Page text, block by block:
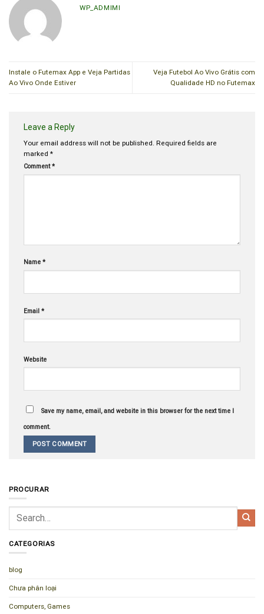
WP_ADMIMI
Instale o Futemax App e Veja Partidas
Ao Vivo Onde Estiver
Veja Futebol Ao Vivo Grátis com
Qualidade HD no Futemax
Leave a Reply
Your email address will not be published. Required fields are
marked *
Comment*
Name *
Email *
Website
Save my name, email, and website in this browser for the next time I
comment.
PROCURAR
CATEGORIAS
blog
Chưa phân loại
Computers, Games